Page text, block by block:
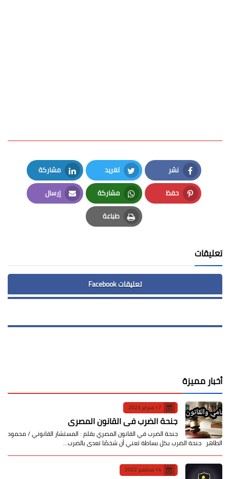
نشر
Facebook
تغريد
Twitter
مشاركة
LinkedIn
حفظ
Pinterest
مشاركة
Whatsapp
إرسال
Email
طباعة
Print
تعليقات
تعليقات Facebook
أخبار مميزة
17 فبراير 2023
جنحة الضرب في القانون المصري
جنحة الضرب في القانون المصري بقلم : المستشار القانوني / محمود
الطاهر جنحة الضرب بكل بساطة تعني أن شخصًا تعدى بالضرب…
14 سبتمبر 2022